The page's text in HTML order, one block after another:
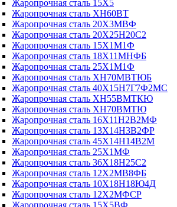
Жаропрочная сталь 15Х5
Жаропрочная сталь ХН60ВТ
Жаропрочная сталь 20Х3МВФ
Жаропрочная сталь 20Х25Н20С2
Жаропрочная сталь 15Х1М1Ф
Жаропрочная сталь 18Х11МНФБ
Жаропрочная сталь 25Х1М1Ф
Жаропрочная сталь ХН70МВТЮБ
Жаропрочная сталь 40Х15Н7Г7Ф2МС
Жаропрочная сталь ХН55ВМТКЮ
Жаропрочная сталь ХН70ВМТЮ
Жаропрочная сталь 16Х11Н2В2МФ
Жаропрочная сталь 13Х14Н3В2ФР
Жаропрочная сталь 45Х14Н14В2М
Жаропрочная сталь 25Х1МФ
Жаропрочная сталь 36Х18Н25С2
Жаропрочная сталь 12Х2МВ8ФБ
Жаропрочная сталь 10Х18Н18Ю4Д
Жаропрочная сталь 12Х2МФСР
Жаропрочная сталь 15Х5ВФ